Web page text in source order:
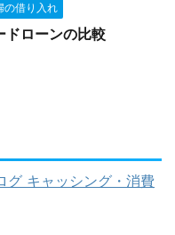
の借り入れ
ドローンの比較